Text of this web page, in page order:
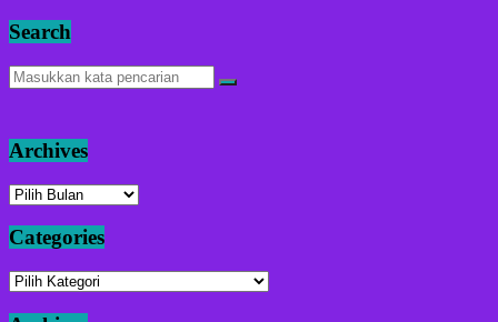
Search
Archives
Archives
Categories
Categories